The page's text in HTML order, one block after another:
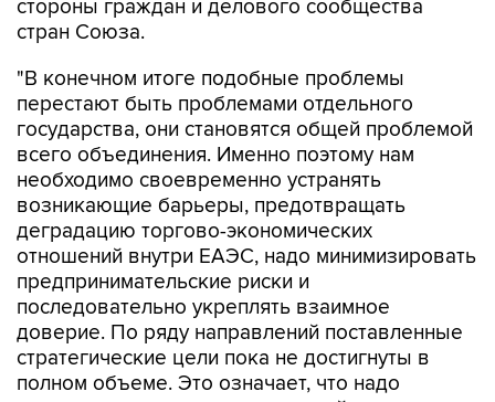
"В конечном итоге подобные проблемы
государства, они становятся общей проблемой
всего объединения. Именно поэтому нам
необходимо своевременно устранять
возникающие барьеры, предотвращать
деградацию торгово-экономических
отношений внутри ЕАЭС, надо минимизировать
предпринимательские риски и
последовательно укреплять взаимное
доверие. По ряду направлений поставленные
стратегические цели пока не достигнуты в
полном объеме. Это означает, что надо
сосредоточиться на практической реализации
уже принятых решений", - заявил Пашинян.